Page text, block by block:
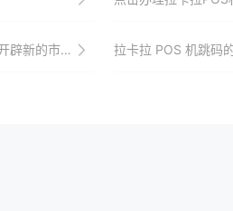
的市场。 拉卡拉 POS 机跳码